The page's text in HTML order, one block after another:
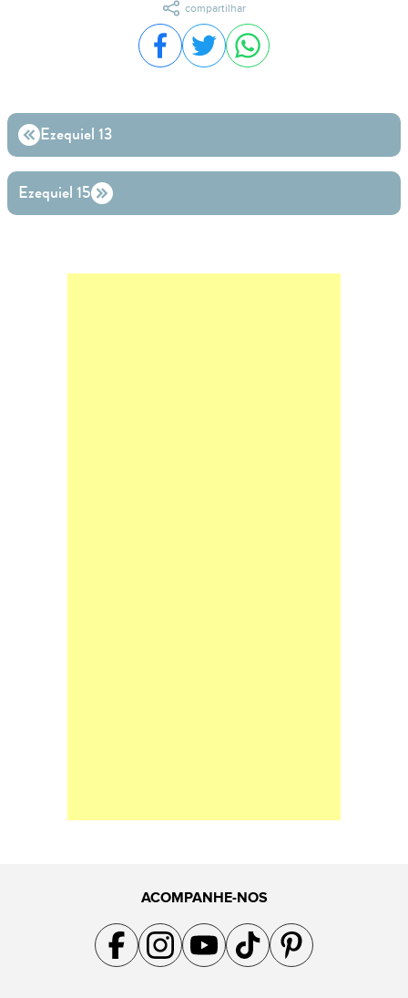
compartilhar
Compartilhar no Facebook
Compartilhar no Twitter
Compartilhar no
Ezequiel 13
Ezequiel 15
ACOMPANHE-NOS
Acompanhe a gente no Facebook
Acompanhe a gente no Instagram
Acompanhe a gente no YouTube
Acompanhe a gente no TikTok
Acompanhe a gente no